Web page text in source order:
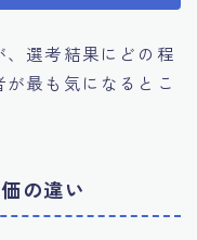
、選考結果にどの程
最も気になるとこ
の違い